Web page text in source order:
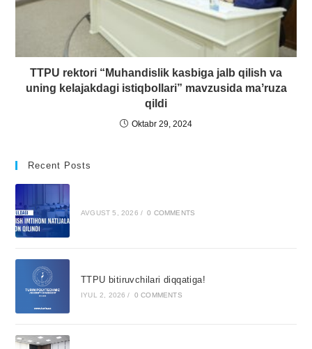
TTPU rektori “Muhandislik kasbiga jalb qilish va
uning kelajakdagi istiqbollari” mavzusida maʼruza
qildi
Oktabr 29, 2024
Recent Posts
AVGUST 5, 2026 / 0 COMMENTS
TTPU bitiruvchilari diqqatiga!
IYUL 2, 2026 / 0 COMMENTS